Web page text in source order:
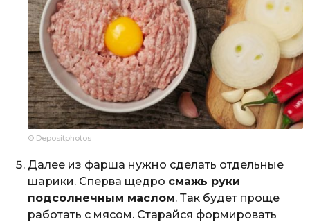
© Depositphotos
Далее из фарша нужно сделать отдельные
шарики. Сперва щедро смажь руки
подсолнечным маслом. Так будет проще
работать с мясом. Старайся формировать